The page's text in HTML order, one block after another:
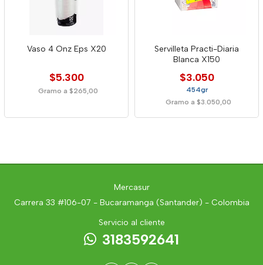
Vaso 4 Onz Eps X20
$5.300
Gramo a $265,00
Servilleta Practi-Diaria
Blanca X150
$3.050
454gr
Gramo a $3.050,00
Mercasur
Carrera 33 #106-07 - Bucaramanga (Santander) - Colombia
Servicio al cliente
3183592641